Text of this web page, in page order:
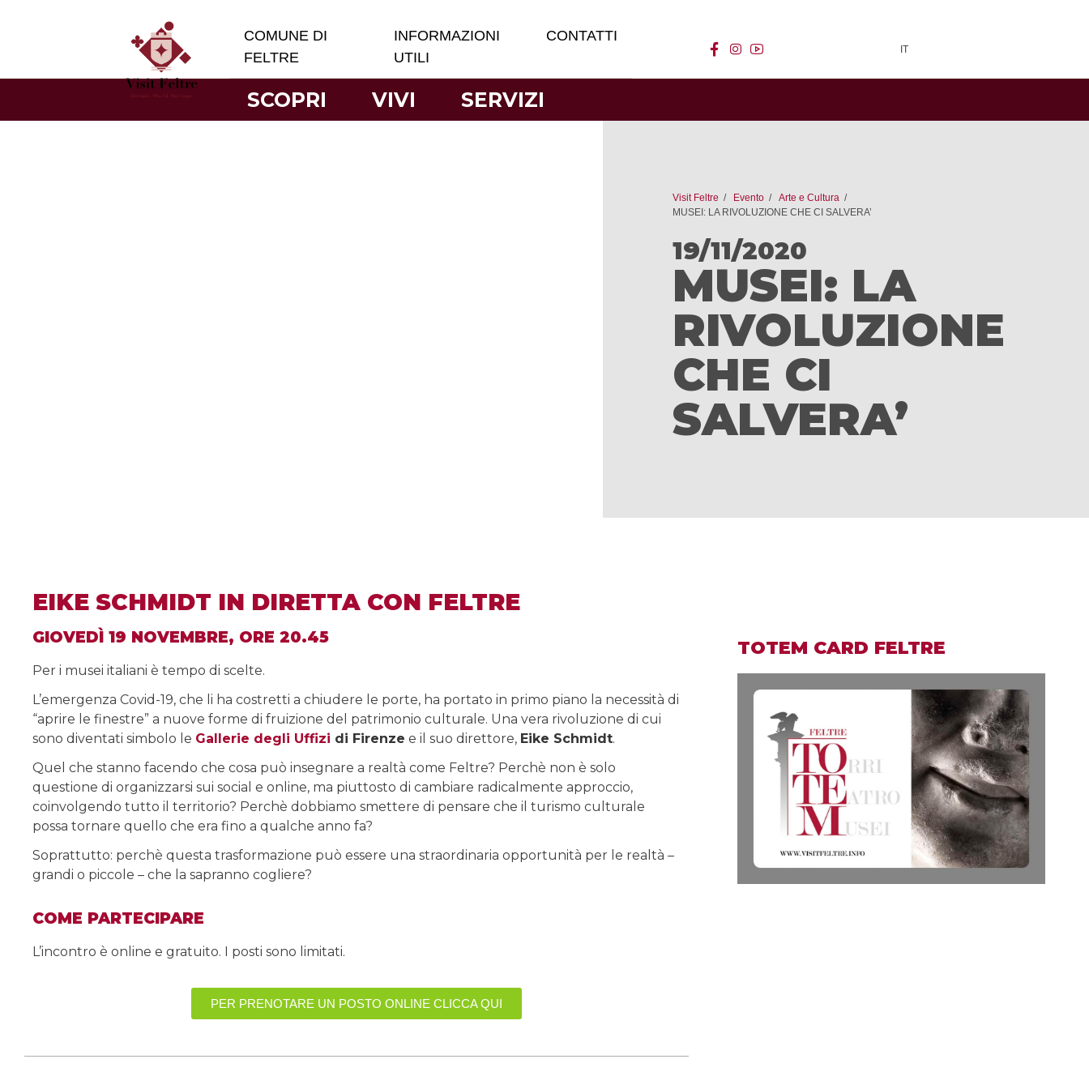
COMUNE DI
FELTRE
INFORMAZIONI
UTILI
CONTATTI
facebook
instagram IT
SCOPRI VIVI SERVIZI
Visit Feltre Evento
Arte e Cultura
MUSEI: LA RIVOLUZIONE CHE CI SALVERA’
19/11/2020
MUSEI: LA
RIVOLUZIONE
CHE CI
SALVERA’
EIKE SCHMIDT IN DIRETTA CON FELTRE
GIOVEDÌ 19 NOVEMBRE, ORE 20.45
Per i musei italiani è tempo di scelte.
L’emergenza Covid-19, che li ha costretti a chiudere le porte, ha portato in primo piano la necessità di
“aprire le finestre” a nuove forme di fruizione del patrimonio culturale. Una vera rivoluzione di cui
sono diventati simbolo le Gallerie degli Uffizi di Firenze e il suo direttore, Eike Schmidt.
Quel che stanno facendo che cosa può insegnare a realtà come Feltre? Perchè non è solo
questione di organizzarsi sui social e online, ma piuttosto di cambiare radicalmente approccio,
coinvolgendo tutto il territorio? Perchè dobbiamo smettere di pensare che il turismo culturale
possa tornare quello che era fino a qualche anno fa?
Soprattutto: perchè questa trasformazione può essere una straordinaria opportunità per le realtà –
grandi o piccole – che la sapranno cogliere?
COME PARTECIPARE
L’incontro è online e gratuito. I posti sono limitati.
PER PRENOTARE UN POSTO ONLINE CLICCA QUI
TOTEM CARD FELTRE